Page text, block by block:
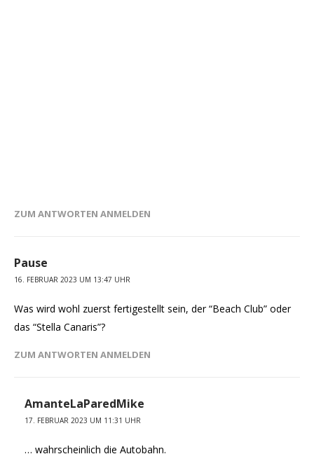
ZUM ANTWORTEN ANMELDEN
Pause
16. FEBRUAR 2023 UM 13:47 UHR
Was wird wohl zuerst fertigestellt sein, der “Beach Club” oder
das “Stella Canaris”?
ZUM ANTWORTEN ANMELDEN
AmanteLaParedMike
17. FEBRUAR 2023 UM 11:31 UHR
… wahrscheinlich die Autobahn.